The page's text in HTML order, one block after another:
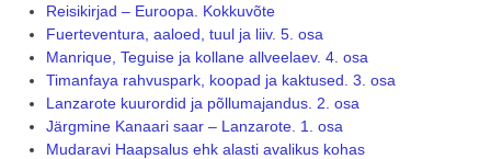
Reisikirjad – Euroopa. Kokkuvõte
Fuerteventura, aaloed, tuul ja liiv. 5. osa
Manrique, Teguise ja kollane allveelaev. 4. osa
Timanfaya rahvuspark, koopad ja kaktused. 3. osa
Lanzarote kuurordid ja põllumajandus. 2. osa
Järgmine Kanaari saar – Lanzarote. 1. osa
Mudaravi Haapsalus ehk alasti avalikus kohas